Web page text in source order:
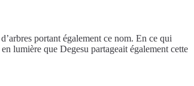
portant également ce nom. En ce qui
lumière que Degesu partageait également cette